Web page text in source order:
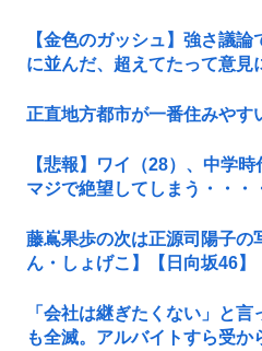
【金色のガッシュ】強さ議
に並んだ、超えてたって意見
正直地方都市が一番住みやす
【悲報】ワイ（28）、中学
マジで絶望してしまう・・・
藤嶌果歩の次は正源司陽子の
ん・しょげこ】【日向坂46】
「会社は継ぎたくない」と
も全滅。アルバイトすら受か